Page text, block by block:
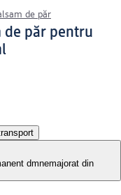
de păr
de păr pentru
dmnemajorat din